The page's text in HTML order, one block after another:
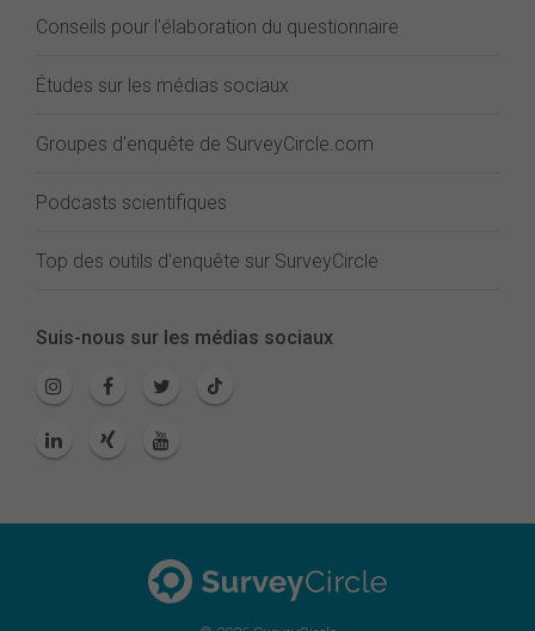
Conseils pour l'élaboration du questionnaire
Études sur les médias sociaux
Groupes d'enquête de SurveyCircle.com
Podcasts scientifiques
Top des outils d'enquête sur SurveyCircle
Suis-nous sur les médias sociaux